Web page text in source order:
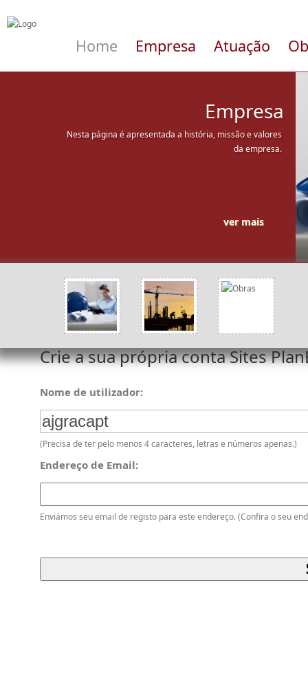
Home Empresa Atuação
Empresa
Nesta página é apresentada a história, missão e valores
da empresa.
ver mais
Crie a sua própria conta Sites
Nome de utilizador:
(Precisa de ter pelo menos 4 caracteres, letras e números apenas.)
Endereço de Email:
Enviámos seu email de registo para este endereço. (Confira o seu